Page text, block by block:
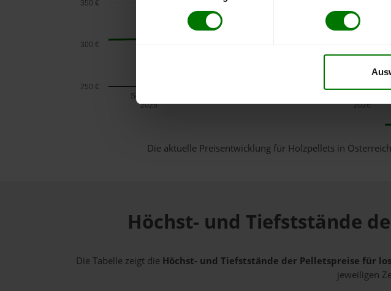
September
2025
2026
300 €
350 €
250 €
Die aktuelle Preisentwicklung für Holzpellets in
Höchst- und Tiefststände
Die Tabelle zeigt die Höchst- und Tiefststände der Pelletspreise für
jeweiligen